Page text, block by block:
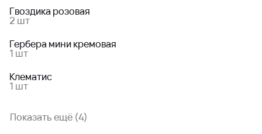
Гвоздика розовая
2 шт
Гербера мини кремовая
1 шт
Клематис
1 шт
Показать ещё (4)